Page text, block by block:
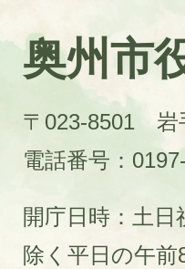
奥州市
〒023-8501 岩
電話番号：
開庁日時：土
除く平日の午